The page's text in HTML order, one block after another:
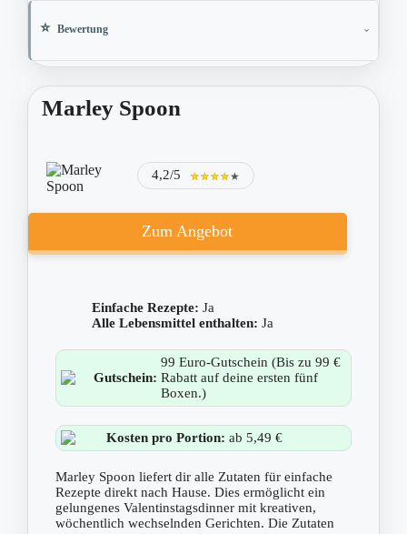
Bewertung
Marley Spoon
4,2/5 ★★★★★
★★★★★
Zum Angebot
Einfache Rezepte: Ja
Alle Lebensmittel enthalten: Ja
Gutschein:
99 Euro-Gutschein (Bis zu 99 €
Rabatt auf deine ersten fünf
Boxen.)
Kosten pro Portion: ab 5,49 €
Marley Spoon liefert dir alle Zutaten für einfache
Rezepte direkt nach Hause. Dies ermöglicht ein
gelungenes Valentinstagsdinner mit kreativen,
wöchentlich wechselnden Gerichten. Die Zutaten